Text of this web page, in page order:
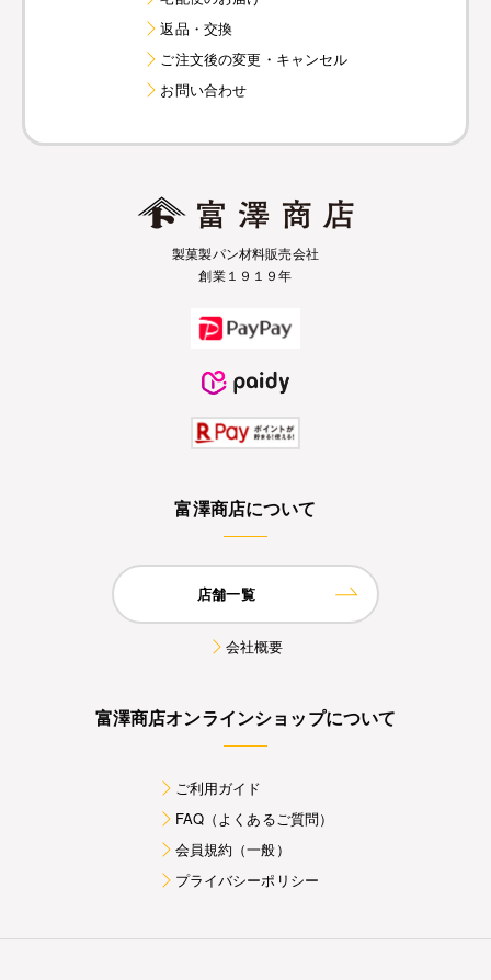
返品・交換
ご注文後の変更・キャンセル
お問い合わせ
製菓製パン材料販売会社
創業１９１９年
富澤商店について
店舗一覧
会社概要
富澤商店オンラインショップについて
ご利用ガイド
FAQ（よくあるご質問）
会員規約（一般）
プライバシーポリシー